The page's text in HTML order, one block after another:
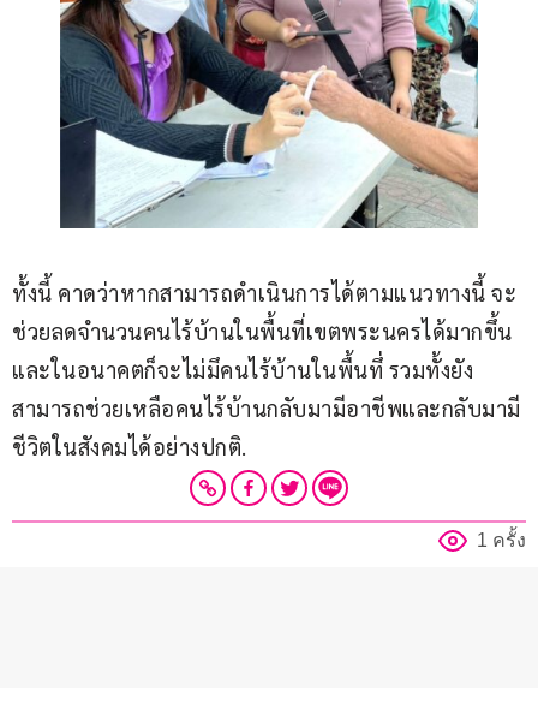
ทั้งนี้ คาดว่าหากสามารถดำเนินการได้ตามแนวทางนี้ จะ
ช่วยลดจำนวนคนไร้บ้านในพื้นที่เขตพระนครได้มากขึ้น
และในอนาคตก็จะไม่มึคนไร้บ้านในพื้นทึ่ รวมทั้งยัง
สามารถช่วยเหลือคนไร้บ้านกลับมามีอาชีพและกลับมามี
ชีวิตในสังคมได้อย่างปกติ.
1 ครั้ง